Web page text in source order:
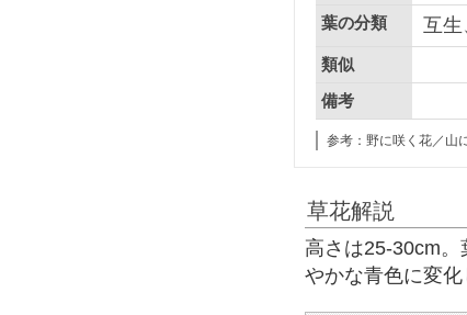
葉の分類 互生
類似
備考
参考：野に咲く花／山
草花解説
高さは25-30cm
やかな青色に変化